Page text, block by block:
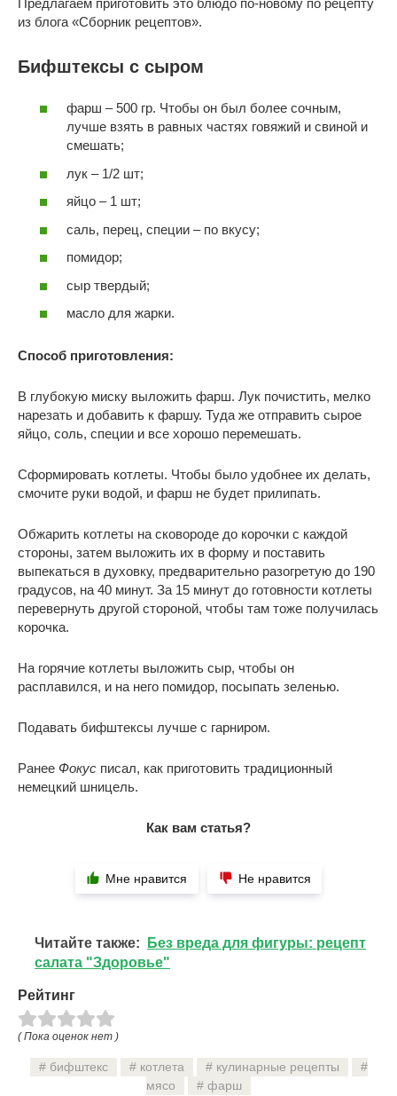
Предлагаем приготовить это блюдо по-новому по рецепту
из блога «Сборник рецептов».
Бифштексы с сыром
фарш – 500 гр. Чтобы он был более сочным,
лучше взять в равных частях говяжий и свиной и
смешать;
лук – 1/2 шт;
яйцо – 1 шт;
саль, перец, специи – по вкусу;
помидор;
сыр твердый;
масло для жарки.
Способ приготовления:
В глубокую миску выложить фарш. Лук почистить, мелко
нарезать и добавить к фаршу. Туда же отправить сырое
яйцо, соль, специи и все хорошо перемешать.
Сформировать котлеты. Чтобы было удобнее их делать,
смочите руки водой, и фарш не будет прилипать.
Обжарить котлеты на сковороде до корочки с каждой
стороны, затем выложить их в форму и поставить
выпекаться в духовку, предварительно разогретую до 190
градусов, на 40 минут. За 15 минут до готовности котлеты
перевернуть другой стороной, чтобы там тоже получилась
корочка.
На горячие котлеты выложить сыр, чтобы он
расплавился, и на него помидор, посыпать зеленью.
Подавать бифштексы лучше с гарниром.
Ранее Фокус писал, как приготовить традиционный
немецкий шницель.
Как вам статья?
Мне нравится Не нравится
Читайте также:
Без вреда для фигуры: рецепт
салата "Здоровье"
Рейтинг
( Пока оценок нет )
бифштекс котлета
кулинарные рецепты
мясо
фарш